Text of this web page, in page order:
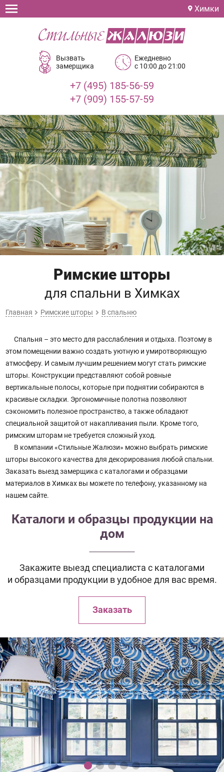
Химки
Вызвать
замерщика
Ежедневно
с 10:00 до 21:00
+7 (495) 185-56-59
+7 (909) 155-57-59
Римские шторы
для спальни в Химках
Главная Римские шторы В спальню
Спальня – это место для расслабления и отдыха. Поэтому в
этом помещении важно создать уютную и умиротворяющую
атмосферу. И самым лучшим решением могут стать римские
шторы. Конструкции представляют собой ровные
вертикальные полосы, которые при поднятии собираются в
красивые складки. Эргономичные полотна позволяют
сэкономить полезное пространство, а также обладают
специальной защитой от накапливания пыли. Кроме того,
римским шторам не требуется сложный уход.
В компании «Стильные Жалюзи» можно выбрать римские
шторы высокого качества для декорирования любой спальни.
Заказать выезд замерщика с каталогами и образцами
материалов в Химках вы можете по телефону, указанному на
нашем сайте.
Каталоги и образцы продукции на
дом
Закажите выезд специалиста с каталогами
и образцами продукции в удобное для вас время.
Заказать